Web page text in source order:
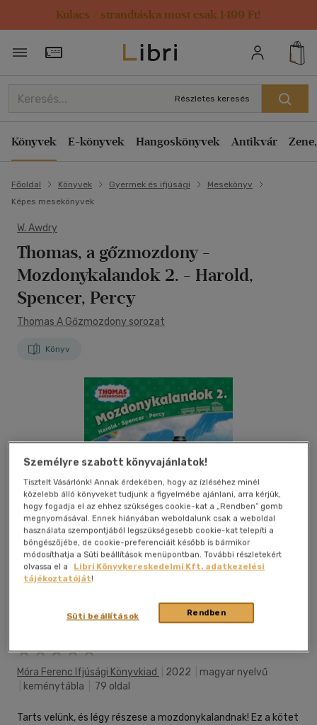
Kulacs / strandtáska most csak 1499 Ft!
Törzsvásárlói Kártya adatai
Részletes keresés
Könyvek E-könyvek Hangoskönyvek Antikvár
Főoldal Könyvek Gyermek és ifjúsági
Mesekönyv
Képes mesekönyvek
W. Awdry
Thomas, a gőzmozdony -
Mozdonykalandok 2. - Harold,
Spencer, Percy
Thomas A Gőzmozdony sorozat
Könyv
Kívánságlistához adom Megosztom
Móra Ferenc Ifjúsági Könyvkiad 2022
magyar nyelvű
keménytábla 79 oldal
Tarts velünk, és légy részese a mozdonykalandnak! Ez a kötet
Személyre szabott könyvajánlatok!
Tisztelt Vásárlónk! Annak érdekében, hogy az ízléséhez minél
közelebb álló könyveket tudjunk a figyelmébe ajánlani, arra kérjük,
hogy fogadja el az ehhez szükséges cookie-kat a „Rendben” gomb
megnyomásával. Ennek hiányában weboldalunk csak a weboldal
használata szempontjából legszükségesebb cookie-kat telepíti a
böngészőjébe, de cookie-preferenciáit később is bármikor
módosíthatja a Süti beállítások menüpontban. További részletekért
olvassa el a
Libri Könyvkereskedelmi Kft. adatkezelési
tájékoztatóját!
Rendben
Süti beállítások